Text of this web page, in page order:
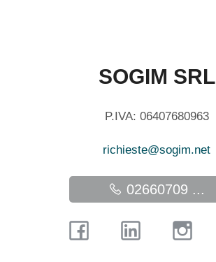
SOGIM SRL
P.IVA: 06407680963
richieste@sogim.net
02660709 ...